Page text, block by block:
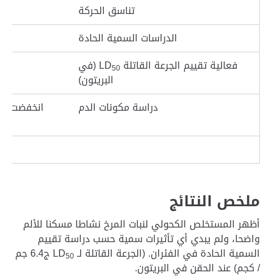
تناسق الحركة
الدراسات السمية الحادة
فعالية تقييم الجرعة القاتلة LD50 (في
البريتون)
دراسة مكونات الدم
انخفضت
ملخص النتائج
أظهر المستخلص الكحولي لنبات المرخ نشاطا مسكنا للألم
واضحا، ولم يبدي أي تأثيرات سمية حسب دراسة تقييم
السمية الحادة في الفئران. (الجرعة القاتلة لـ LD50 ج6.4 جم
/ كجم) عند الحقن في البريتون.